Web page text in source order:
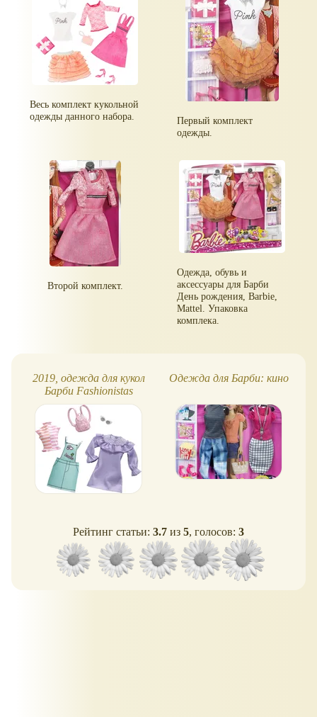
Весь комплект кукольной
одежды данного набора.
Первый комплект
одежды.
Второй комплект.
Одежда, обувь и
аксессуары для Барби
День рождения, Barbie,
Mattel. Упаковка
комплека.
2019, одежда для кукол
Барби Fashionistas
Одежда для Барби: кино
Рейтинг статьи: 3.7 из 5, голосов: 3